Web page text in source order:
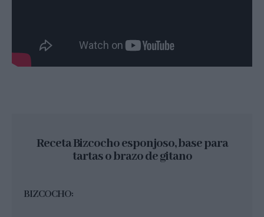
Receta Bizcocho esponjoso, base para
tartas o brazo de gitano
BIZCOCHO: